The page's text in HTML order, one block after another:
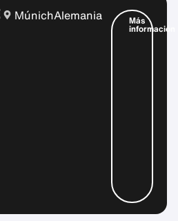
MúnichAlemania Más
información